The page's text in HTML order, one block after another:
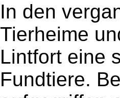
In den
Tierheime
Lintfort eine
Fundtiere.